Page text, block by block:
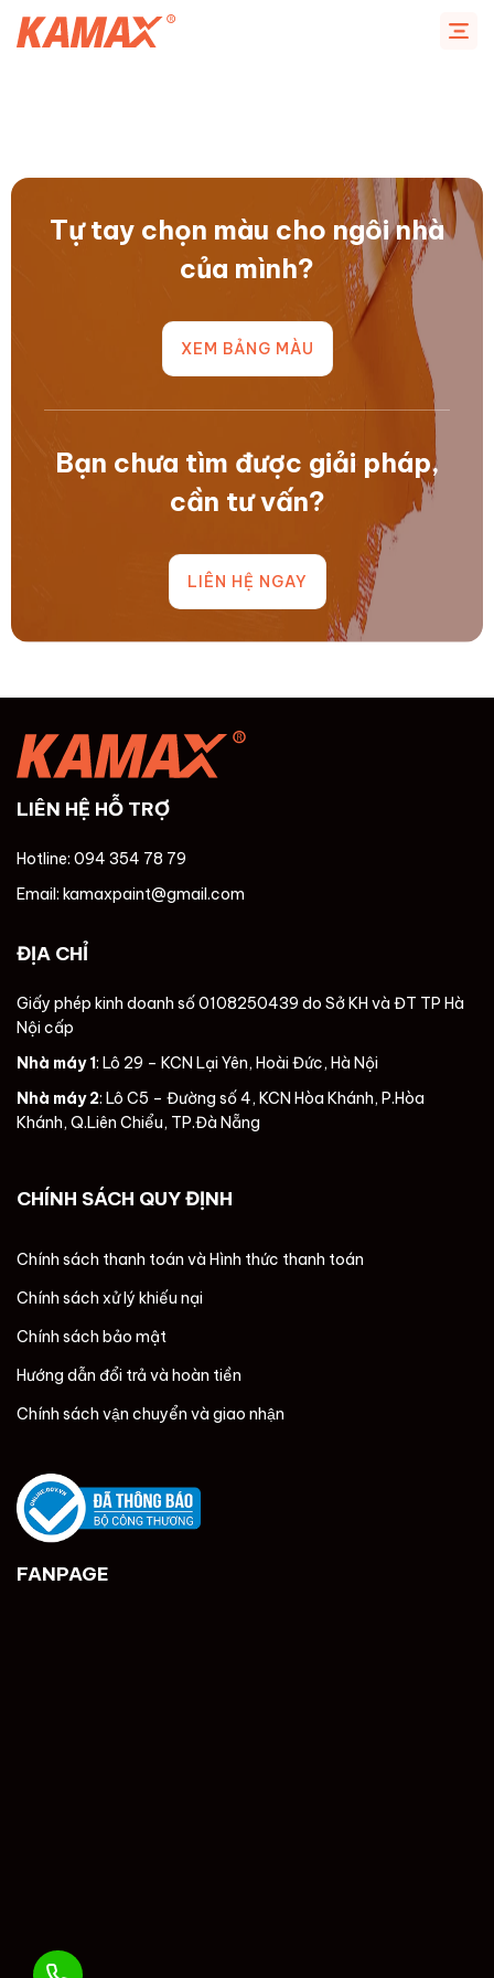
đến
Tự tay chọn màu cho ngôi nhà
của mình?
XEM BẢNG MÀU
Bạn chưa tìm được giải pháp,
cần tư vấn?
LIÊN HỆ NGAY
LIÊN HỆ HỖ TRỢ
Hotline: 094 354 78 79
Email: kamaxpaint@gmail.com
ĐỊA CHỈ
Giấy phép kinh doanh số 0108250439 do Sở KH và ĐT TP Hà
Nội cấp
Nhà máy 1: Lô 29 – KCN Lại Yên, Hoài Đức, Hà Nội
Nhà máy 2: Lô C5 – Đường số 4, KCN Hòa Khánh, P.Hòa
Khánh, Q.Liên Chiểu, TP.Đà Nẵng
CHÍNH SÁCH QUY ĐỊNH
Chính sách thanh toán và Hình thức thanh toán
Chính sách xử lý khiếu nại
Chính sách bảo mật
Hướng dẫn đổi trả và hoàn tiền
Chính sách vận chuyển và giao nhận
FANPAGE